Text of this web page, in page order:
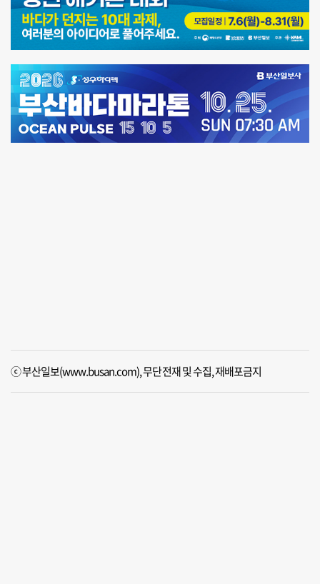
ⓒ 부산일보(www.busan.com), 무단전재 및 수집, 재배포금지